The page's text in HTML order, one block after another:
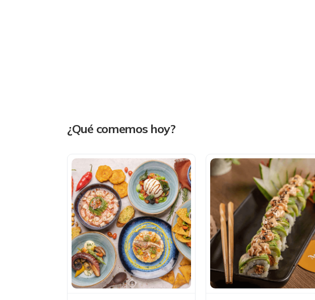
¿Qué comemos hoy?